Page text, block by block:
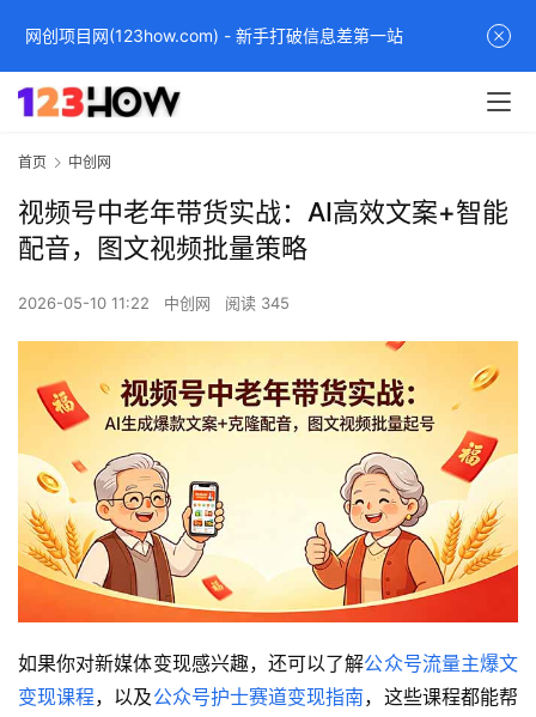
首页 中创网
视频号中老年带货实战：AI高效文案+智能
配音，图文视频批量策略
2026-05-10 11:22 中创网 阅读 345
如果你对新媒体变现感兴趣，还可以了解公众号流量主爆文
变现课程，以及公众号护士赛道变现指南，这些课程都能帮
网创项目网(123how.com) - 新手打破信息差第一站